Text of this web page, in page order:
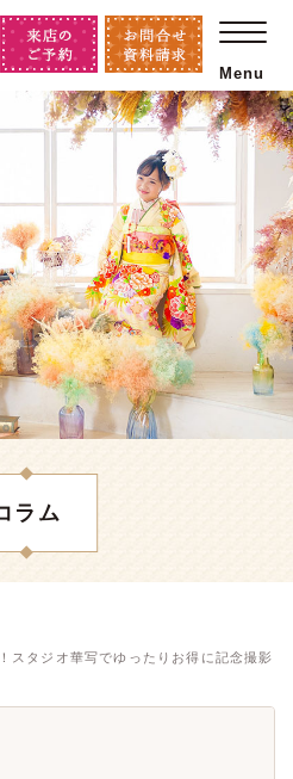
Menu
ラム
スタジオ華写でゆったりお得に記念撮影